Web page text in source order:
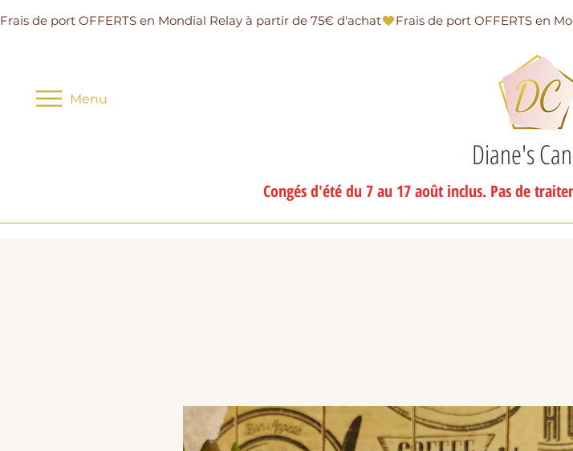
Frais de port OFFERTS en Mondial Relay à partir de 75€ d'achat
Menu
Diane's
Congés d'été du 7 au 17 août inclus. Pas de